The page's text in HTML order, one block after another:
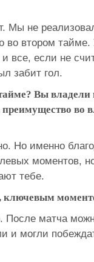
Мы не
во втором
все, если не
забит гол.
Вы
во
Но именно
моментов,
тебе.
ключевым
После матча
могли